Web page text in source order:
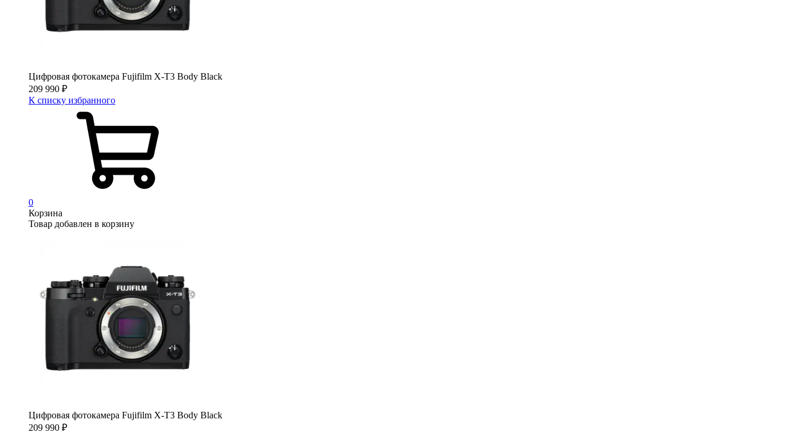
Цифровая фотокамера Fujifilm X-T3 Body Black
209 990 ₽
К списку избранного
0
Корзина
Товар добавлен в корзину
Цифровая фотокамера Fujifilm X-T3 Body Black
209 990 ₽